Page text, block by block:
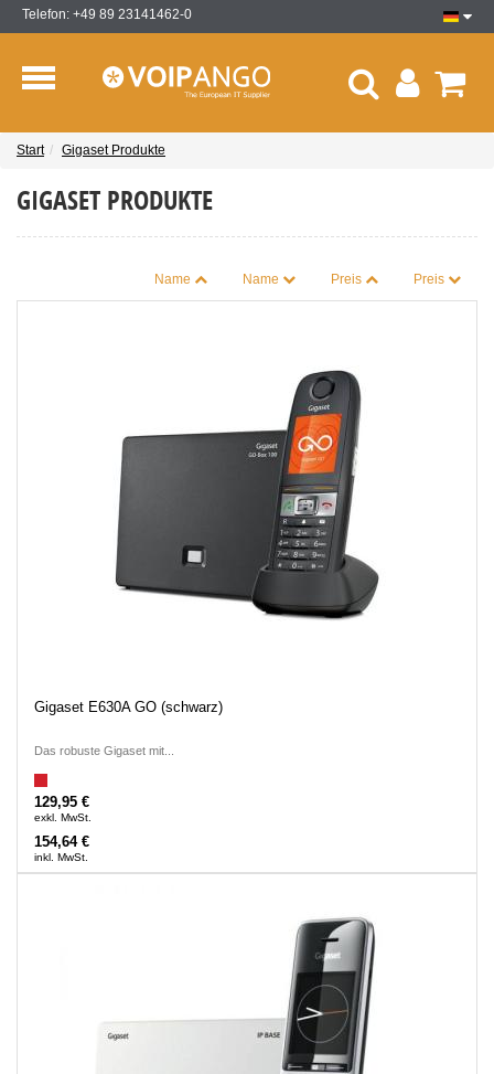
Telefon: +49 89 23141462-0
Start Gigaset Produkte
GIGASET PRODUKTE
Name Name Preis Preis
Gigaset E630A GO (schwarz)
Das robuste Gigaset mit...
129,95 €
exkl. MwSt.
154,64 €
inkl. MwSt.